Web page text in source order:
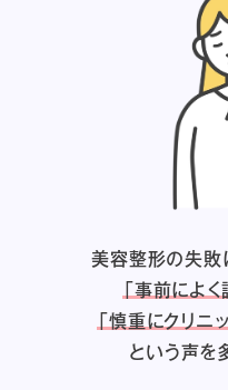
美容整形の失敗
「事前によ
「慎重にクリニ
という声を